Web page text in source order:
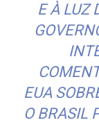
E À LUZ
EUA
O BRASIL